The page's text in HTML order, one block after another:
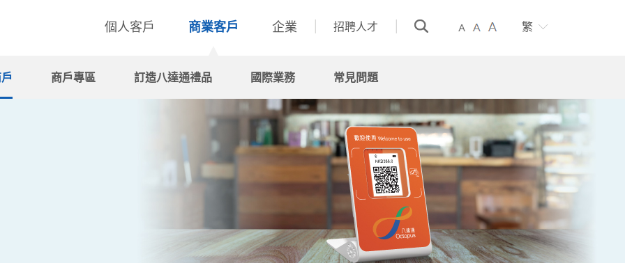
個人客戶 商業客戶 企業 招聘人才 繁
商戶專區 訂造八達通禮品 國際業務 常見問題